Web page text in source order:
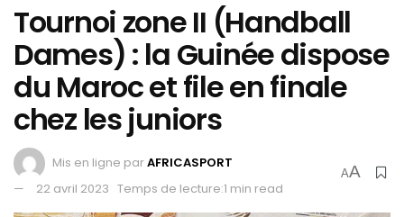
Tournoi zone II (Handball
Dames) : la Guinée dispose
du Maroc et file en finale
chez les juniors
Mis en ligne parAFRICASPORT
22 avril 2023 Temps de lecture:1 min read
AA